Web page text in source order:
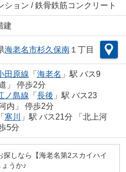
ション / 鉄骨鉄筋コンクリート
建
海老名市杉久保南１丁目
田原線 「 海老名 」駅 バス9
」 停歩2分
ノ島線 「 長後 」駅 バス23
内」 停歩2分
「 寒川
」駅 バス21分 「北上河
5分
しなら【海老名第2スカイハイ
うか♪